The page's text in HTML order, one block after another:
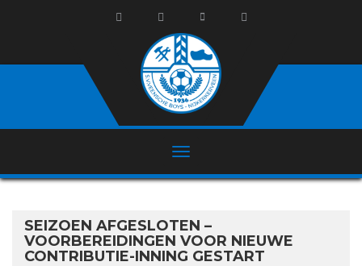
SEIZOEN AFGESLOTEN –
VOORBEREIDINGEN VOOR NIEUWE
CONTRIBUTIE-INNING GESTART